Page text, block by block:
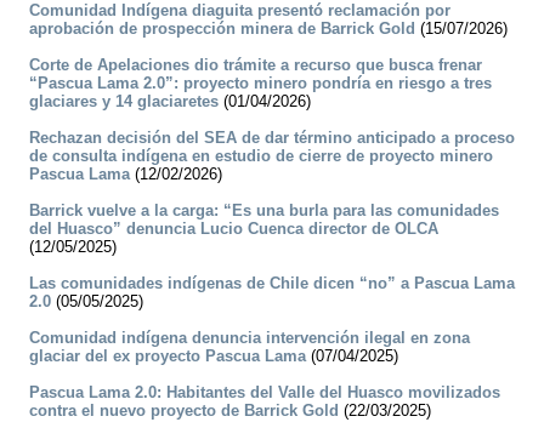
Comunidad Indígena diaguita presentó reclamación por
aprobación de prospección minera de Barrick Gold (15/07/2026)
Corte de Apelaciones dio trámite a recurso que busca frenar
“Pascua Lama 2.0”: proyecto minero pondría en riesgo a tres
glaciares y 14 glaciaretes (01/04/2026)
Rechazan decisión del SEA de dar término anticipado a proceso
de consulta indígena en estudio de cierre de proyecto minero
Pascua Lama(12/02/2026)
Barrick vuelve a la carga: “Es una burla para las comunidades
del Huasco” denuncia Lucio Cuenca director de OLCA
(12/05/2025)
Las comunidades indígenas de Chile dicen “no” a Pascua Lama
2.0 (05/05/2025)
Comunidad indígena denuncia intervención ilegal en zona
glaciar del ex proyecto Pascua Lama(07/04/2025)
Pascua Lama 2.0: Habitantes del Valle del Huasco movilizados
contra el nuevo proyecto de Barrick Gold (22/03/2025)